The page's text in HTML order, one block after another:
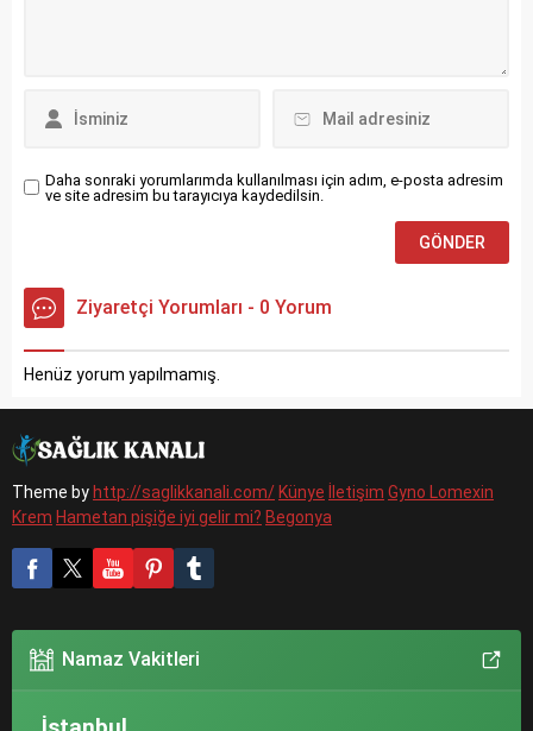
etmek...
Daha sonraki yorumlarımda kullanılması için adım, e-posta adresim
ve site adresim bu tarayıcıya kaydedilsin.
Ziyaretçi Yorumları - 0 Yorum
Henüz yorum yapılmamış.
Theme by http://saglikkanali.com/ Künye İletişim Gyno Lomexin
Krem Hametan pişiğe iyi gelir mi? Begonya
Namaz Vakitleri